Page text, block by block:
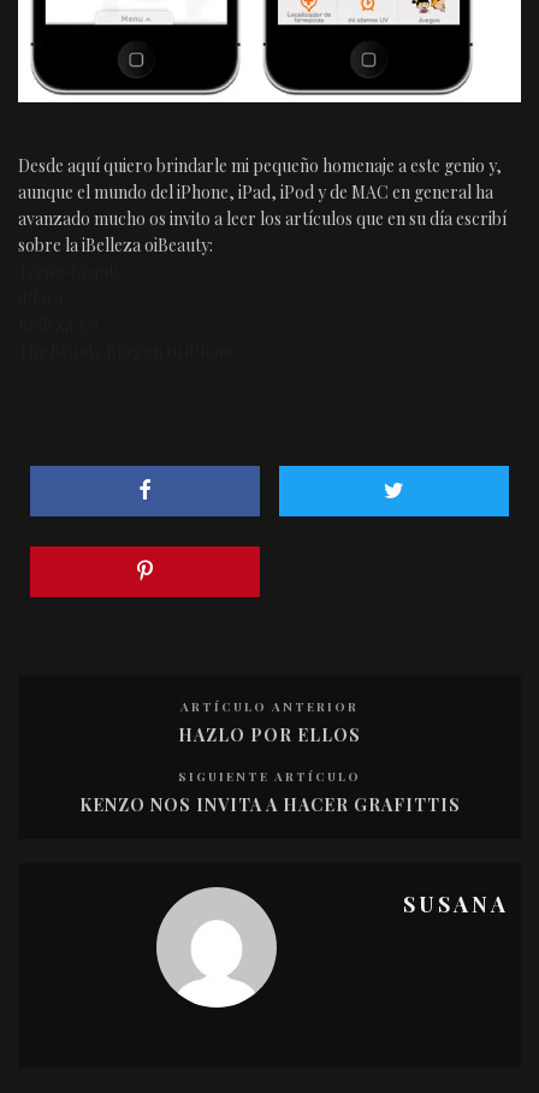
Desde aquí quiero brindarle mi pequeño homenaje a este genio y,
aunque el mundo del iPhone, iPad, iPod y de MAC en general ha
avanzado mucho os invito a leer los artículos que en su día escribí
sobre la iBelleza oiBeauty:
ARTÍCULO ANTERIOR
HAZLO POR ELLOS
SIGUIENTE ARTÍCULO
KENZO NOS INVITA A HACER GRAFITTIS
SUSANA